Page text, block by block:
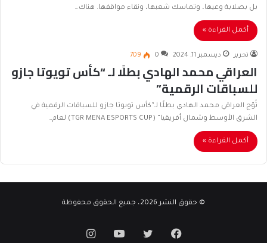
بل بصلابة وعيها، وتماسك شعبها، ونقاء مواقفها. هناك…
أكمل القراءة »
تحرير ديسمبر 11, 2024 0
709
العراقي محمد الهادي بطلًا لـ “كأس تويوتا جازو
للسباقات الرقمية”
تُوّج العراقي محمد الهادي بطلًا لـ”كأس تويوتا جازو للسباقات الرقمية في
الشرق الأوسط وشمال أفريقيا” (TGR MENA ESPORTS CUP) لعام…
أكمل القراءة »
© حقوق النشر 2026، جميع الحقوق محفوظة
فيسبوكتويتر يوتيوبانستقرام